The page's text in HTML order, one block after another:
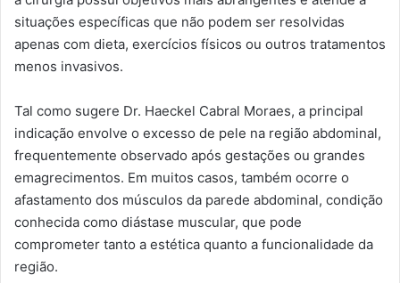
situações específicas que não podem ser resolvidas
apenas com dieta, exercícios físicos ou outros tratamentos
menos invasivos.
Tal como sugere Dr. Haeckel Cabral Moraes, a principal
indicação envolve o excesso de pele na região abdominal,
frequentemente observado após gestações ou grandes
emagrecimentos. Em muitos casos, também ocorre o
afastamento dos músculos da parede abdominal, condição
conhecida como diástase muscular, que pode
comprometer tanto a estética quanto a funcionalidade da
região.